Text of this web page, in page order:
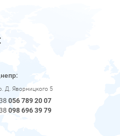
Д. Яворницкого 5
056 789 20 07
098 696 39 79